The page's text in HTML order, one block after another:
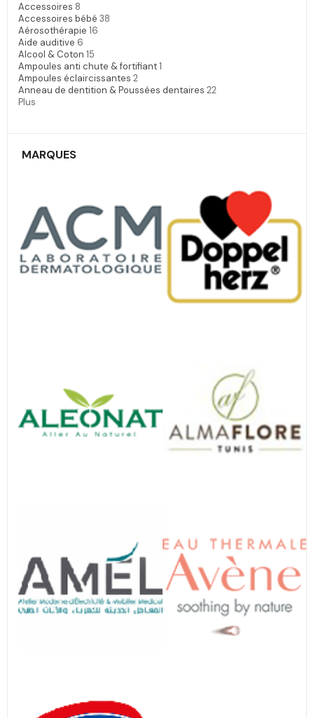
Accessoires 8
Accessoires bébé 38
Aérosothérapie 16
Aide auditive 6
Alcool & Coton 15
Ampoules anti chute & fortifiant1
Ampoules éclaircissantes 2
Anneau de dentition & Poussées dentaires 22
Plus
MARQUES